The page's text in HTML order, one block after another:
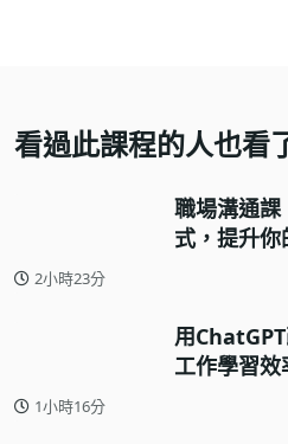
看過此課程的人也看
職場溝通
式，提升
2小時23分
用
工作學習效
1小時16分